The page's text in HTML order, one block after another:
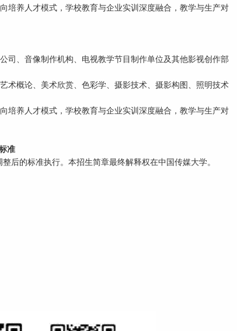
培养人才模式，学校教育与企业实训深度融合，教学与生产对
司、音像制作机构、电视教学节目制作单位及其他影视创作部
术概论、美术欣赏、色彩学、摄影技术、摄影构图、照明技术
培养人才模式，学校教育与企业实训深度融合，教学与生产对
准
后的标准执行。本招生简章最终解释权在中国传媒大学。